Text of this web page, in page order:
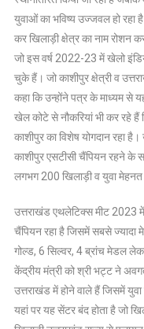
युवाओं का भविष्य उज्जवल हो रहा
कर खिलाड़ी क्षेत्र का नाम रोशन
जो इस वर्ष 2022-23 में खेलो
चुके हैं। जो काशीपुर क्षेत्री व
कहा कि उन्होंने पत्र के माध्यम से
खेल कोटे से नौकरियां भी कर रहे हैं
काशीपुर का विशेष योगदान रहा
काशीपुर एसटीसी चैंपियन रहने के
लगभग 200 खिलाड़ी व युवा
उत्तराखंड एथलेटिक्स मीट
चैंपियन रहा है जिसमें सबसे ज्यादा
गोल्ड, 6 सिल्वर, 4 ब्रांच मेडल
केंद्रीय मंत्री को श्री भट्ट ने
उत्तराखंड में होने वाले हैं जिसमें
यहां पर यह सेंटर बंद होता है जो